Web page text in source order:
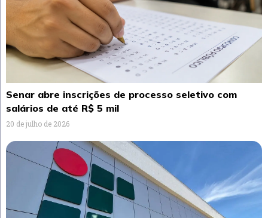
Senar abre inscrições de processo seletivo com
salários de até R$ 5 mil
20 de julho de 2026